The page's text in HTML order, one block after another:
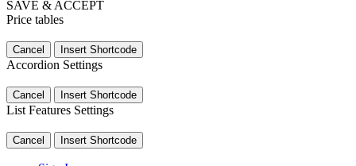
SAVE & ACCEPT
Price tables
Cancel Insert Shortcode
Accordion Settings
Cancel Insert Shortcode
List Features Settings
Cancel Insert Shortcode